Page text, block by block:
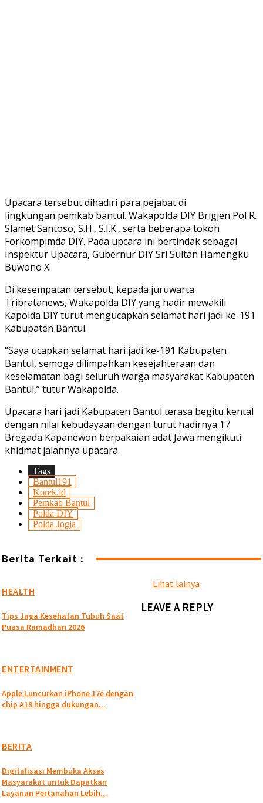
Upacara tersebut dihadiri para pejabat di
lingkungan pemkab bantul. Wakapolda DIY Brigjen Pol R.
Slamet Santoso, S.H., S.I.K., serta beberapa tokoh
Forkompimda DIY. Pada upcara ini bertindak sebagai
Inspektur Upacara, Gubernur DIY Sri Sultan Hamengku
Buwono X.
Di kesempatan tersebut, kepada juruwarta
Tribratanews, Wakapolda DIY yang hadir mewakili
Kapolda DIY turut mengucapkan selamat hari jadi ke-191
Kabupaten Bantul.
“Saya ucapkan selamat hari jadi ke-191 Kabupaten
Bantul, semoga dilimpahkan kesejahteraan dan
keselamatan bagi seluruh warga masyarakat Kabupaten
Bantul,” tutur Wakapolda.
Upacara hari jadi Kabupaten Bantul terasa begitu kental
dengan nilai kebudayaan dengan turut hadirnya 17
Bregada Kapanewon berpakaian adat Jawa mengikuti
khidmat jalannya upacara.
Tags
Bantul191
Korek.id
Pemkab Bantul
Polda DIY
Polda Jogja
Berita Terkait :
HEALTH
Tips Jaga Kesehatan Tubuh Saat
Puasa Ramadhan 2026
ENTERTAINMENT
Apple Luncurkan iPhone 17e dengan
chip A19 hingga dukungan...
BERITA
Digitalisasi Membuka Akses
Masyarakat untuk Dapatkan
Layanan Pertanahan Lebih...
Lihat lainya
LEAVE A REPLY